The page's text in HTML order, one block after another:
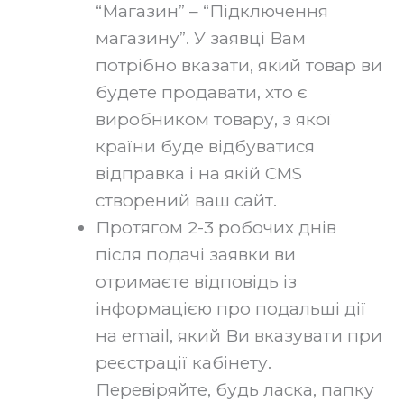
“Магазин” – “Підключення
магазину”. У заявці Вам
потрібно вказати, який товар ви
будете продавати, хто є
виробником товару, з якої
країни буде відбуватися
відправка і на якій CMS
створений ваш сайт.
Протягом 2-3 робочих днів
після подачі заявки ви
отримаєте відповідь із
інформацією про подальші дії
на email, який Ви вказувати при
реєстрації кабінету.
Перевіряйте, будь ласка, папку